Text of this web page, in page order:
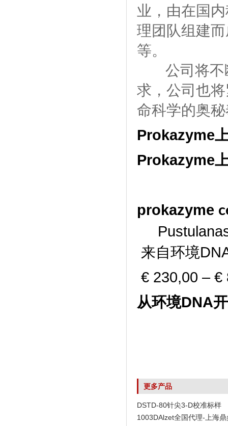
业，由在国
理团队组建
等。
公司将
求，公司也
命科学的奥
Prokazyme
Prokazyme
prokazyme
来自环境
€ 230,00 – €
从环境DNA
更多产品
DSTD-80针尖3-D校准标样
1003DAlzet全国代理-上海鼎